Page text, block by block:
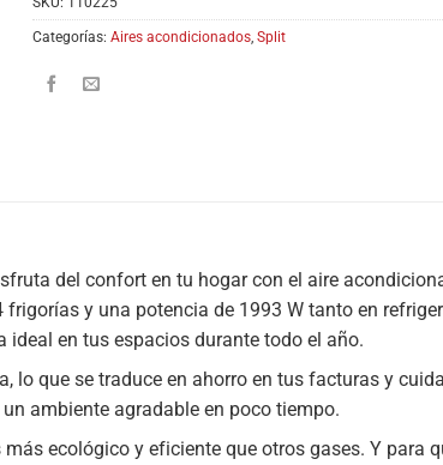
Categorías: Aires acondicionados, Split
del confort en tu hogar con el aire
y una potencia de 1993 W tanto en
en tus espacios durante todo el año.
lo que se traduce en ahorro en tus facturas y
ambiente agradable en poco tiempo.
ecológico y eficiente que otros gases. Y para